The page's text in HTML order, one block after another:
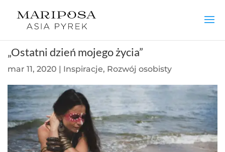
„Ostatni dzień mojego życia”
mar 11, 2020 | Inspiracje, Rozwój osobisty